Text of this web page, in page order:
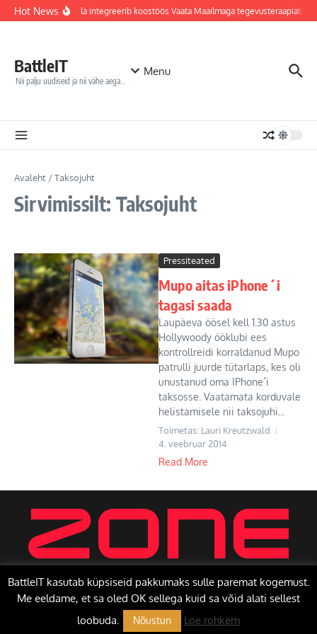
Sisu juurde
Hot NewsJõhvi haigla integreerib koostöös Vaata Maailmaga
BattleIT
Nii palju uudiseid ja nii vähe aega…
Menu
Avaleht /Taksojuht
Sirvimissilt: Taksojuht
Pressiteated
Mupo aitas iPhone´i
tagasi saada
Laupäeva öösel kell 1.30 astus
Hollywoody ööklubi ees
kontrollreidi korraldanud Mupo
patrulli juurde tütarlaps, kes oli
unustanud oma IPhone´i
taksosse. Vaatamata korduvale
helistamisele nii taksojuhi...
Toimetas: Lauri Kreutzwald
4. veebruar 2014
Read More
Copyright © 2026 BattleIT | Toetab Uudisteajakiri X
BattleIT kasutab küpsiseid pakkumaks sulle paremat kogemust.
Me eeldame, et sa oled OK sellega kuid sa võid alati sellest
loobuda.
Nõustun Loe rohkem